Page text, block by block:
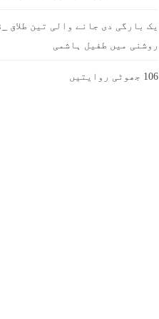
یک بارگی دی جانے والی تین طلاق
روشنی میں طفیل ہاشمی
106 جھوٹی روایتیں